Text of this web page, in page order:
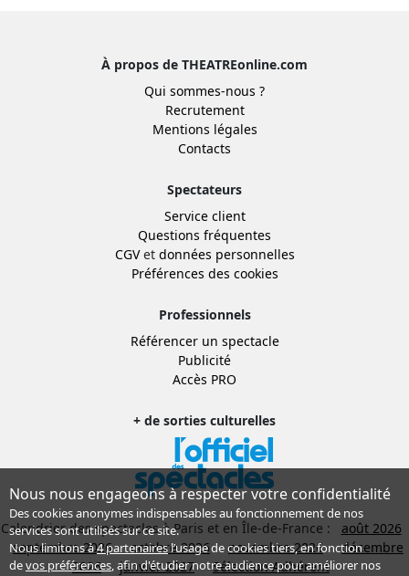
À propos de THEATREonline.com
Qui sommes-nous ?
Recrutement
Mentions légales
Contacts
Spectateurs
Service client
Questions fréquentes
CGVet données personnelles
Préférences des cookies
Professionnels
Référencer un spectacle
Publicité
Accès PRO
+ de sorties culturelles
Calendrier des spectacles à Paris et en Île-de-France :
août 2026
septembre 2026
octobre 2026 novembre 2026
décembre
2026
janvier 2027 Sélection Adhérent
Nous nous engageons à respecter votre confidentialité
Des cookies anonymes indispensables au fonctionnement de nos
services sont utilisés sur ce site.
Nous limitons à4 partenairesl’usage de cookies tiers, en fonction
devos préférences, afin d'étudier notre audience pour améliorer nos